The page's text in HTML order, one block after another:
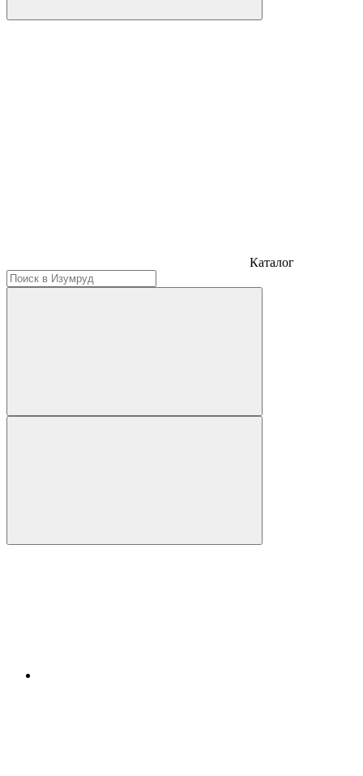
Каталог